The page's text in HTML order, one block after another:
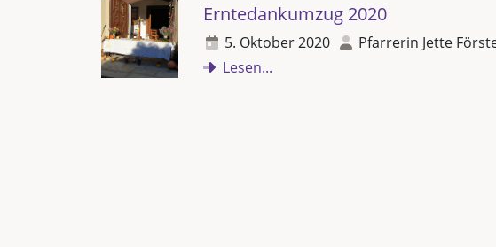
Erntedankumzug 2020
5. Oktober 2020
Pfarrerin Jette
Lesen...